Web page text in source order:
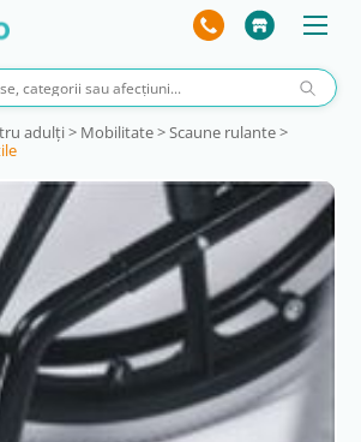
adulţi> Mobilitate>Scaune rulante>